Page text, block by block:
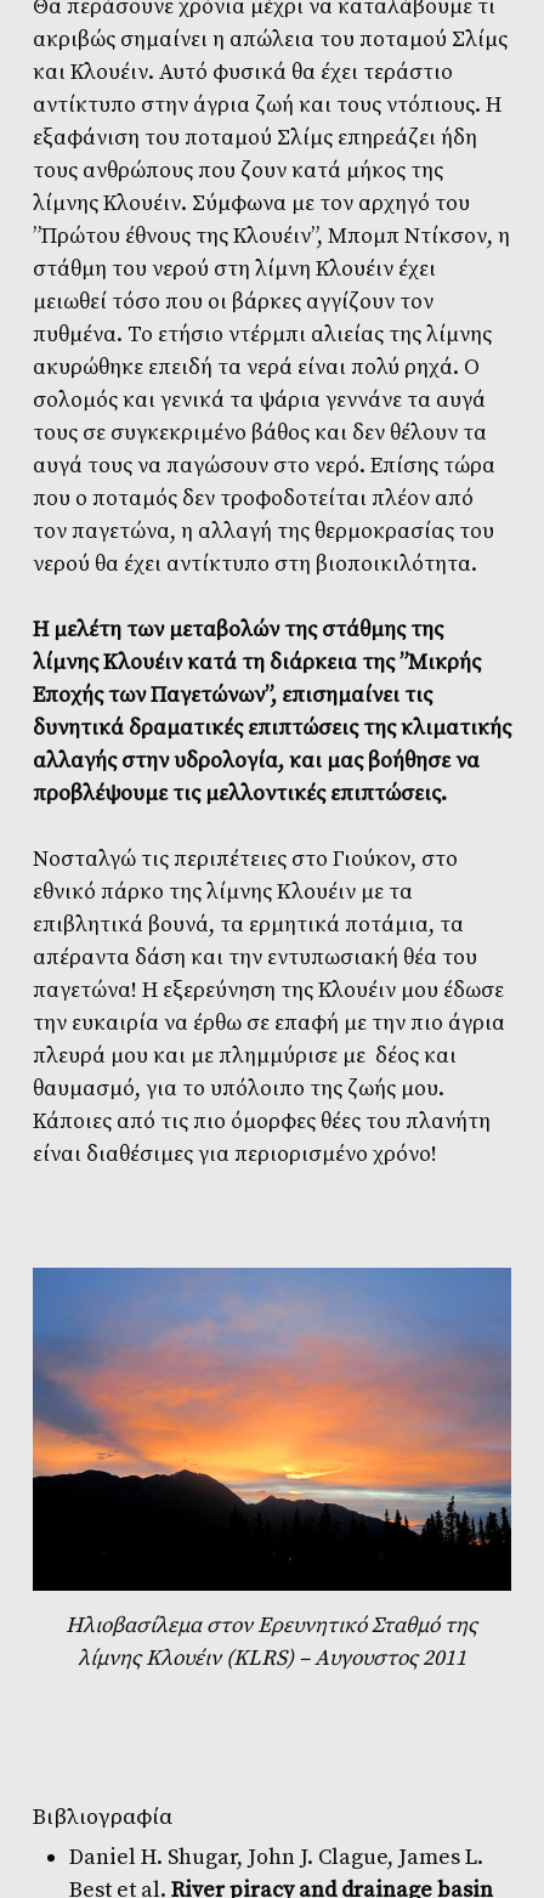
Θα περάσουνε χρόνια μέχρι να καταλάβουμε τι
ακριβώς σημαίνει η απώλεια του ποταμού Σλίμς
και Κλουέιν. Αυτό φυσικά θα έχει τεράστιο
αντίκτυπο στην άγρια ζωή και τους ντόπιους. Η
εξαφάνιση του ποταμού Σλίμς επηρεάζει ήδη
τους ανθρώπους που ζουν κατά μήκος της
λίμνης Κλουέιν. Σύμφωνα με τον αρχηγό του
”Πρώτου έθνους της Κλουέιν”, Μπομπ Ντίκσον, η
στάθμη του νερού στη λίμνη Κλουέιν έχει
μειωθεί τόσο που οι βάρκες αγγίζουν τον
πυθμένα. Το ετήσιο ντέρμπι αλιείας της λίμνης
ακυρώθηκε επειδή τα νερά είναι πολύ ρηχά. Ο
σολομός και γενικά τα ψάρια γεννάνε τα αυγά
τους σε συγκεκριμένο βάθος και δεν θέλουν τα
αυγά τους να παγώσουν στο νερό. Επίσης τώρα
που ο ποταμός δεν τροφοδοτείται πλέον από
τον παγετώνα, η αλλαγή της θερμοκρασίας του
νερού θα έχει αντίκτυπο στη βιοποικιλότητα.
Η μελέτη των μεταβολών της στάθμης της
λίμνης Kλουέιν κατά τη διάρκεια της ”Μικρής
Εποχής των Παγετώνων”, επισημαίνει τις
δυνητικά δραματικές επιπτώσεις της κλιματικής
αλλαγής στην υδρολογία, και μας βοήθησε να
προβλέψουμε τις μελλοντικές επιπτώσεις.
Νοσταλγώ τις περιπέτειες στο Γιούκον, στο
εθνικό πάρκο της λίμνης Kλουέιν με τα
επιβλητικά βουνά, τα ερμητικά ποτάμια, τα
απέραντα δάση και την εντυπωσιακή θέα του
παγετώνα! Η εξερεύνηση της Κλουέιν μου έδωσε
την ευκαιρία να έρθω σε επαφή με την πιο άγρια
πλευρά μου και με πλημμύρισε με δέος και
θαυμασμό, για το υπόλοιπο της ζωής μου.
Κάποιες από τις πιο όμορφες θέες του πλανήτη
είναι διαθέσιμες για περιορισμένο χρόνο!
Ηλιοβασίλεμα στον Ερευνητικό Σταθμό της
λίμνης Kλουέιν (KLRS) – Aυγουστος 2011
Βιβλιογραφία
Daniel H. Shugar, John J. Clague, James L.
Best et al. River piracy and drainage basin